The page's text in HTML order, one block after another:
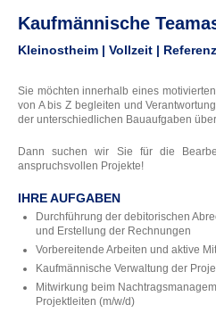
Kaufmännische
Kleinostheim | Vollzeit |
Sie möchten innerhalb eines
von A bis Z begleiten und
der unterschiedlichen Bauaufgaben
Dann suchen wir Sie für die
anspruchsvollen Projekte!
IHRE AUFGABEN
Durchführung der debitorischen
und Erstellung der Rechnungen
Vorbereitende Arbeiten und aktive
Kaufmännische Verwaltung der
Mitwirkung beim
Projektleiten (m/w/d)